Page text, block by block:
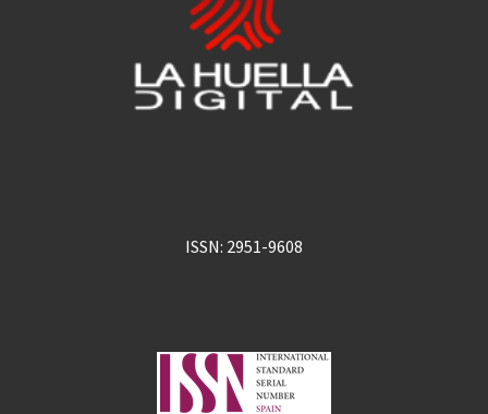
ISSN: 2951-9608